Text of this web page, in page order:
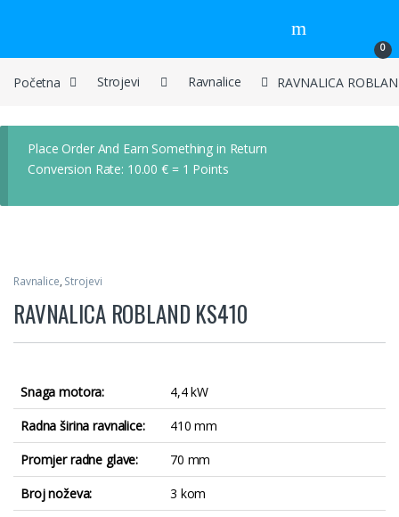
0
Početna Strojevi Ravnalice RAVNALICA
Place Order And Earn Something in Return
Conversion Rate: 10.00€= 1 Points
Ravnalice, Strojevi
RAVNALICA ROBLAND KS410
Snaga motora:
4,4 kW
Radna širina ravnalice:
410 mm
Promjer radne glave:
70 mm
Broj noževa:
3 kom